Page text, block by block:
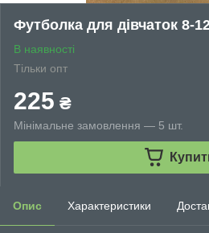
Футболка для дівчаток 8-
В наявності
Тільки опт
225 ₴
Мінімальне замовлення — 5 шт.
Опис Характеристики